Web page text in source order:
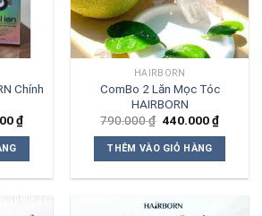
Chính
₫.
₫Giá
hiện
275.000 ₫.
HAIRBORN
ComBo 2 Lăn Mọc Tóc
HAIRBORN
790.000₫ Giá
là:
790.000 ₫.
440.000₫Giá
hiện
THÊM VÀO GIỎ HÀNG